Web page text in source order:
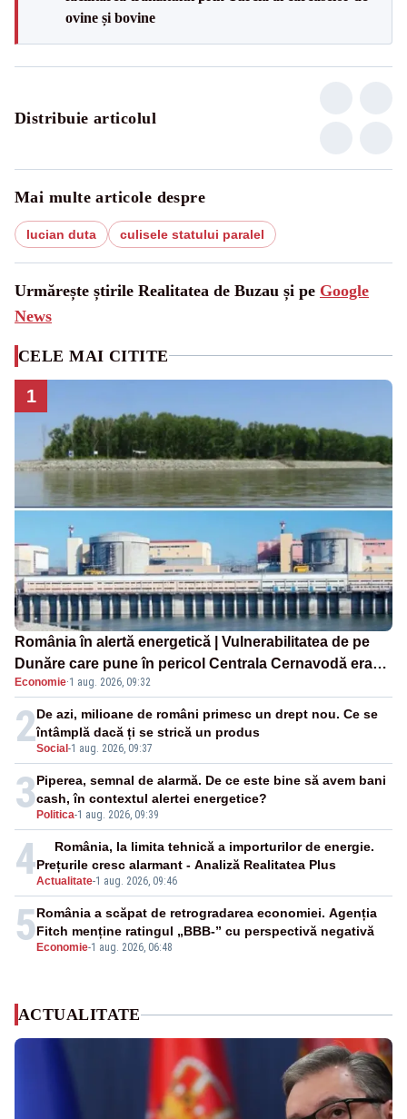
ovine și bovine
Distribuie articolul
Mai multe articole despre
lucian duta culisele statului paralel
Urmărește știrile Realitatea de Buzau și pe Google
News
CELE MAI CITITE
1
România în alertă energetică | Vulnerabilitatea de pe
Dunăre care pune în pericol Centrala Cernavodă era
cunoscută de pe vremea lui Ceaușescu
Economie·1 aug. 2026, 09:32
2Social -1 aug. 2026, 09:37
De azi, milioane de români primesc un drept nou. Ce se
întâmplă dacă ți se strică un produs
3 Politica-1 aug. 2026, 09:39
Piperea, semnal de alarmă. De ce este bine să avem bani
cash, în contextul alertei energetice?
4Actualitate-1 aug. 2026, 09:46
România, la limita tehnică a importurilor de energie.
Prețurile cresc alarmant - Analiză Realitatea Plus
5 Economie-1 aug. 2026, 06:48
România a scăpat de retrogradarea economiei. Agenția
Fitch menține ratingul „BBB-” cu perspectivă negativă
ACTUALITATE